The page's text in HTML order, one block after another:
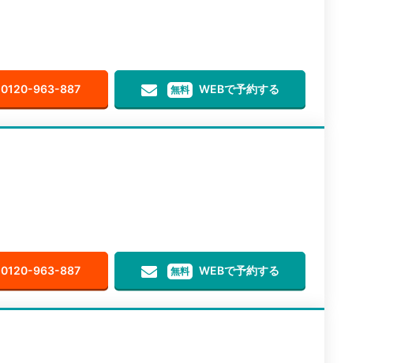
0120-963-887 無料 WEBで予約する
0120-963-887 無料 WEBで予約する